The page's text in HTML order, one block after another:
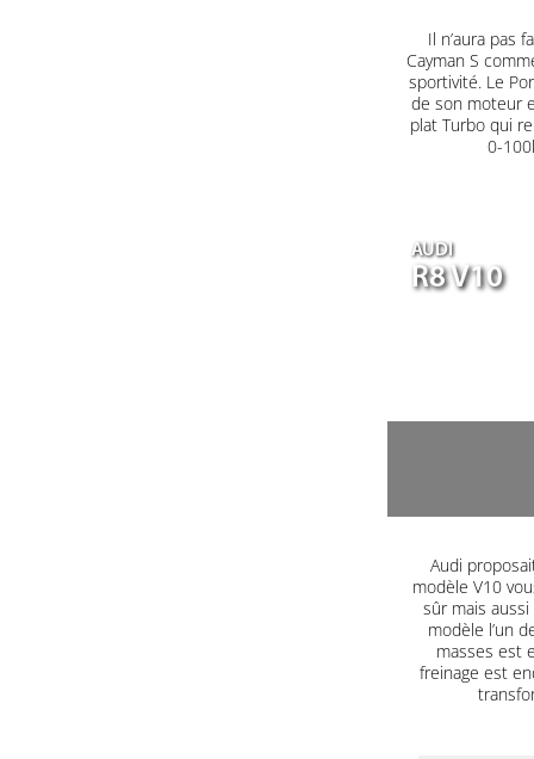
Il n’aura pas
Cayman S
sportivité. Le
de son moteur
plat Turbo qui
0-
AUDI
R8 V10
Audi
modèle V10
sûr mais
modèle l’un
masses est
freinage est